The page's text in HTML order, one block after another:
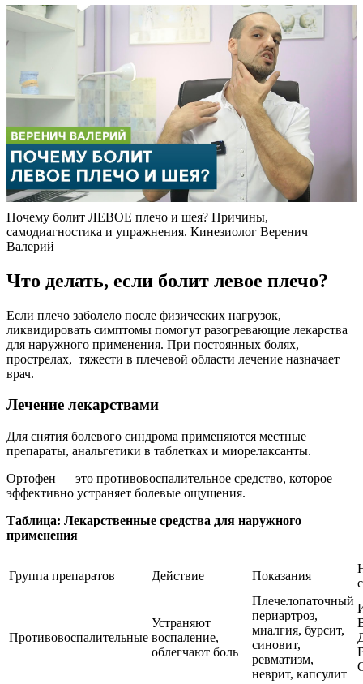
Почему болит ЛЕВОЕ плечо и шея? Причины,
самодиагностика и упражнения. Кинезиолог Веренич
Валерий
Что делать, если болит левое плечо?
Если плечо заболело после физических нагрузок,
ликвидировать симптомы помогут разогревающие лекарства
для наружного применения. При постоянных болях,
прострелах, тяжести в плечевой области лечение назначает
врач.
Лечение лекарствами
Для снятия болевого синдрома применяются местные
препараты, анальгетики в таблетках и миорелаксанты.
Ортофен — это противовоспалительное средство, которое
эффективно устраняет болевые ощущения.
Таблица: Лекарственные средства для наружного
применения
Группа препаратов Действие Показания
Противовоспалительные
Устраняют
воспаление,
облегчают боль
Плечелопаточный
периартроз,
миалгия, бурсит,
синовит,
ревматизм,
неврит, капсулит